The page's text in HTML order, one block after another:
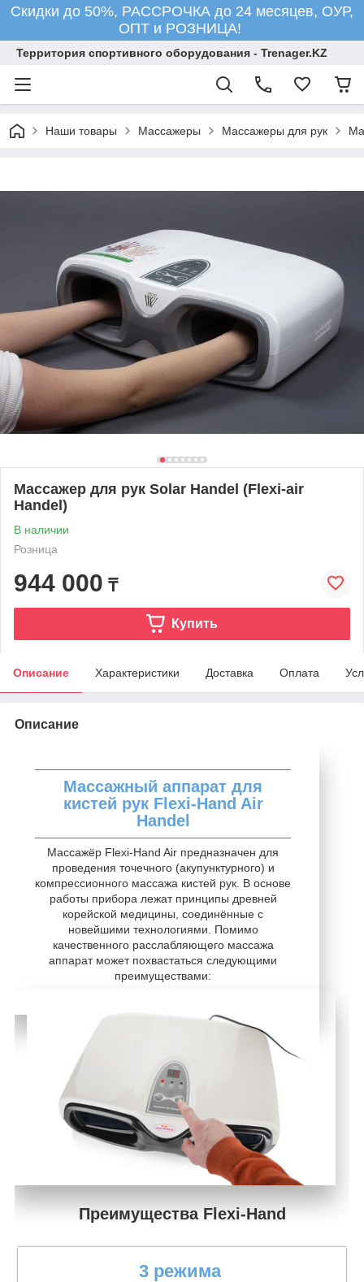
Скидки до 50%, РАССРОЧКА до 24 месяцев, ОУР,
ОПТ и РОЗНИЦА!
Территория спортивного оборудования - Trenager.KZ
Наши товары Массажеры Массажеры для рук
Массажер для рук Solar Handel (Flexi-air
Handel)
В наличии
Розница
944 000 ₸
Купить
Описание Характеристики Доставка Оплата
Описание
Массажный аппарат для
кистей рук Flexi-Hand Air
Handel
Массажёр Flexi-Hand Air предназначен для
проведения точечного (акупунктурного) и
компрессионного массажа кистей рук. В основе
работы прибора лежат принципы древней
корейской медицины, соединённые с
новейшими технологиями. Помимо
качественного расслабляющего массажа
аппарат может похвастаться следующими
преимуществами:
Преимущества Flexi-Hand
3 режима